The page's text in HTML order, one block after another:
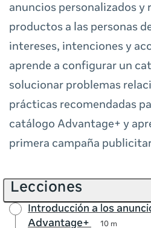
anuncios personalizados y
productos a las personas
intereses, intenciones y
aprende a configurar un
solucionar problemas
prácticas recomendadas
catálogo Advantage+ y
primera campaña
Lecciones
Introducción a los
Advantage+
10 m